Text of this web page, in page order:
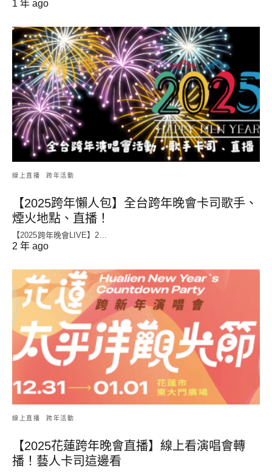
1 年 ago
線上直播 跨年活動
【2025跨年懶人包】全台跨年晚會卡司歌手、
煙火地點、直播！
【2025跨年晚會LIVE】2...
2 年 ago
線上直播 跨年活動
【2025花蓮跨年晚會直播】線上看演唱會轉
播！藝人卡司這邊看